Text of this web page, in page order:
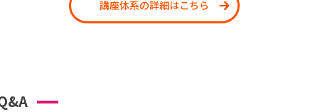
講座体系の詳細はこちら